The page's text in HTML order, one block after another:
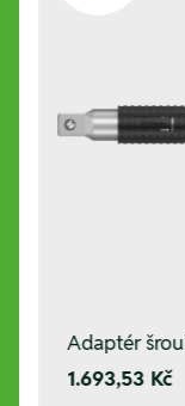
Adaptér
1.693,53 Kč